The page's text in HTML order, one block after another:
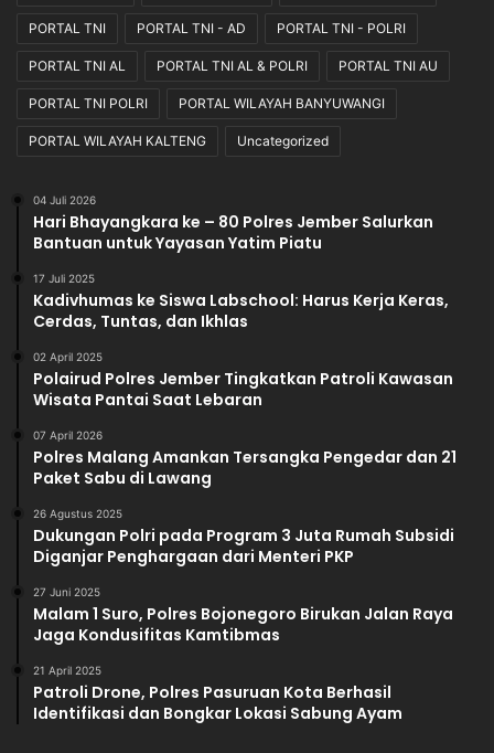
PORTAL TNI PORTAL TNI - AD PORTAL TNI - POLRI
PORTAL TNI AL PORTAL TNI AL & POLRI PORTAL TNI AU
PORTAL TNI POLRI PORTAL WILAYAH BANYUWANGI
PORTAL WILAYAH KALTENG Uncategorized
04 Juli 2026
Hari Bhayangkara ke – 80 Polres Jember Salurkan
Bantuan untuk Yayasan Yatim Piatu
17 Juli 2025
Kadivhumas ke Siswa Labschool: Harus Kerja Keras,
Cerdas, Tuntas, dan Ikhlas
02 April 2025
Polairud Polres Jember Tingkatkan Patroli Kawasan
Wisata Pantai Saat Lebaran
07 April 2026
Polres Malang Amankan Tersangka Pengedar dan 21
Paket Sabu di Lawang
26 Agustus 2025
Dukungan Polri pada Program 3 Juta Rumah Subsidi
Diganjar Penghargaan dari Menteri PKP
27 Juni 2025
Malam 1 Suro, Polres Bojonegoro Birukan Jalan Raya
Jaga Kondusifitas Kamtibmas
21 April 2025
Patroli Drone, Polres Pasuruan Kota Berhasil
Identifikasi dan Bongkar Lokasi Sabung Ayam